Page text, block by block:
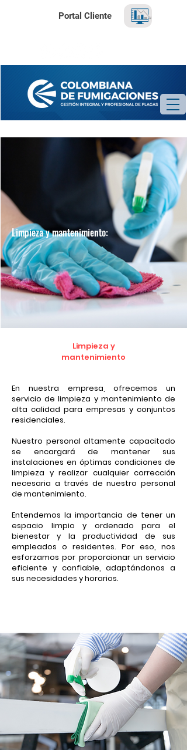
Portal Cliente
Limpieza y mantenimiento:
Limpieza y
mantenimiento
En nuestra empresa, ofrecemos un
servicio de limpieza y mantenimiento de
alta calidad para empresas y conjuntos
residenciales.
Nuestro personal altamente capacitado
se encargará de mantener sus
instalaciones en óptimas condiciones de
limpieza y realizar cualquier corrección
necesaria a través de nuestro personal
de mantenimiento.
Entendemos la importancia de tener un
espacio limpio y ordenado para el
bienestar y la productividad de sus
empleados o residentes. Por eso, nos
esforzamos por proporcionar un servicio
eficiente y confiable, adaptándonos a
sus necesidades y horarios.